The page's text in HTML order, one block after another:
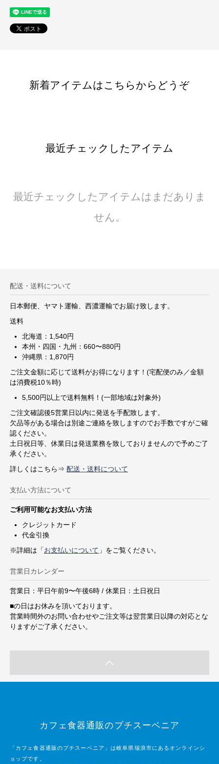
新着アイテムはこちらからどうぞ
最近チェックしたアイテム
最近チェックしたアイテムはまだありま
せん。
配送・送料について
日本郵便、ヤマト運輸、西濃運輸でお届け致します。
送料
北海道：1,540円
本州・四国・九州：660〜880円
沖縄県：1,870円
ご注文金額に応じて送料がお得になります！(宅配便のみ／金額
は消費税10％時)
5,500円以上で送料無料！(一部地域は対象外)
ご注文確認後5営業日以内に発送を手配致します。
欠品等がある場合は別途ご連絡を致しますのでお手数ですがご確
認ください。
土日祝日等、休業日は発送業務を致しておりませんので予めご了
承ください。
詳しくはこちら⇒ 配送・送料について
支払い方法について
ご利用可能なお支払い方法
クレジットカード
代金引換
※詳細は「お支払いについて 」をご覧ください。
営業日カレンダー
営業日：平日午前9〜午後6時 / 休業日：土日祝日
■の日はお休みを頂いております。
営業時間外のお問い合わせやご注文等は翌営業日以降の対応とな
りますがご了承ください。
カフェ食器通販のプチスーベニア
「カフェ食器通販のプチスーベニア」は岐阜県瑞浪市にあるオンラインシ
ョップです。